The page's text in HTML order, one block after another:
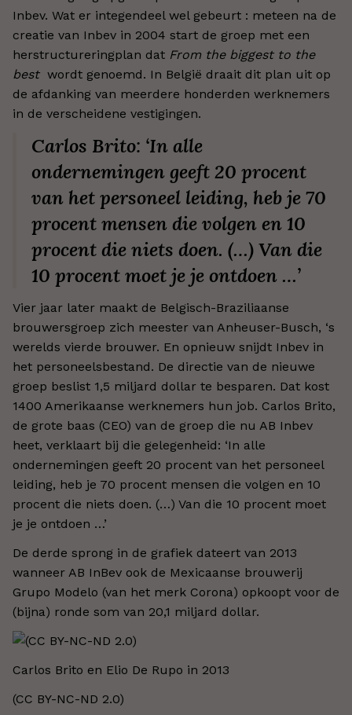
Inbev. Wat er integendeel wel gebeurt : meteen na de
creatie van Inbev in 2004 start de groep met een
herstructureringplan dat From the biggest to the
bestwordt genoemd. In België draait dit plan uit op
de afdanking van meerdere honderden werknemers
in de verscheidene vestigingen.
Carlos Brito: ‘In alle
ondernemingen geeft 20 procent
van het personeel leiding, heb je 70
procent mensen die volgen en 10
procent die niets doen. (…) Van die
10 procent moet je je ontdoen …’
Vier jaar later maakt de Belgisch-Braziliaanse
brouwersgroep zich meester van Anheuser-Busch, ‘s
werelds vierde brouwer. En opnieuw snijdt Inbev in
het personeelsbestand. De directie van de nieuwe
groep beslist 1,5 miljard dollar te besparen. Dat kost
1400 Amerikaanse werknemers hun job. Carlos Brito,
de grote baas (CEO) van de groep die nu AB Inbev
heet, verklaart bij die gelegenheid: ‘In alle
ondernemingen geeft 20 procent van het personeel
leiding, heb je 70 procent mensen die volgen en 10
procent die niets doen. (…) Van die 10 procent moet
je je ontdoen …’
De derde sprong in de grafiek dateert van 2013
wanneer AB InBev ook de Mexicaanse brouwerij
Grupo Modelo (van het merk Corona) opkoopt voor de
(bijna) ronde som van 20,1 miljard dollar.
Carlos Brito en Elio De Rupo in 2013
(CC BY-NC-ND 2.0)